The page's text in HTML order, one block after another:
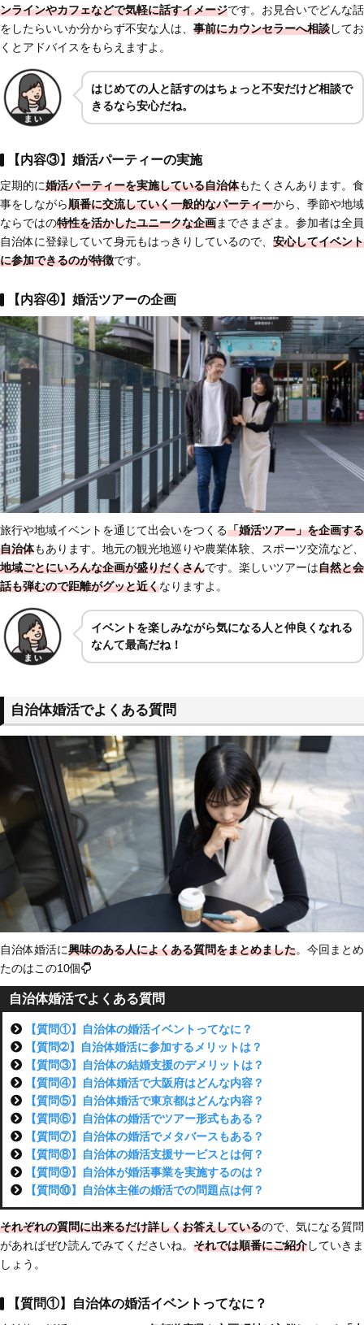
ンラインやカフェなどで気軽に話すイメージです。お見合いでどんな話
をしたらいいか分からず不安な人は、 事前にカウンセラーへ相談してお
くとアドバイスをもらえますよ。
はじめての人と話すのはちょっと不安だけど相談で
きるなら安心だね。
【内容③】婚活パーティーの実施
定期的に婚活パーティーを実施している自治体もたくさんあります。食
事をしながら順番に交流していく一般的なパーティーから、季節や地域
ならではの特性を活かしたユニークな企画までさまざま。参加者は全員
自治体に登録していて身元もはっきりしているので、 安心してイベント
に参加できるのが特徴です。
【内容④】婚活ツアーの企画
旅行や地域イベントを通じて出会いをつくる「婚活ツアー」を企画する
自治体もあります。地元の観光地巡りや農業体験、スポーツ交流など、
地域ごとにいろんな企画が盛りだくさんです。楽しいツアーは自然と会
話も弾むので距離がグッと近くなりますよ。
イベントを楽しみながら気になる人と仲良くなれる
なんて最高だね！
自治体婚活でよくある質問
自治体婚活に興味のある人によくある質問をまとめました。今回まとめ
たのはこの10個
自治体婚活でよくある質問
【質問①】自治体の婚活イベントってなに？
【質問➁】自治体婚活に参加するメリットは？
【質問③】自治体の結婚支援のデメリットは？
【質問④】自治体婚活で大阪府はどんな内容？
【質問⑤】自治体婚活で東京都はどんな内容？
【質問⑥】自治体の婚活でツアー形式もある？
【質問⑦】自治体の婚活でメタバースもある？
【質問⑧】自治体の婚活支援サービスとは何？
【質問⑨】自治体が婚活事業を実施するのは？
【質問⑩】自治体主催の婚活での問題点は何？
それぞれの質問に出来るだけ詳しくお答えしているので、気になる質問
があればぜひ読んでみてくださいね。 それでは順番にご紹介していきま
しょう。
【質問①】自治体の婚活イベントってなに？